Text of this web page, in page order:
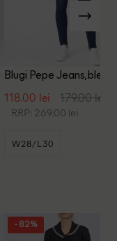
Blugi Pepe Jeans,
118.00 lei 179.00 lei
RRP: 269.00 lei
W28/L30
- 82%